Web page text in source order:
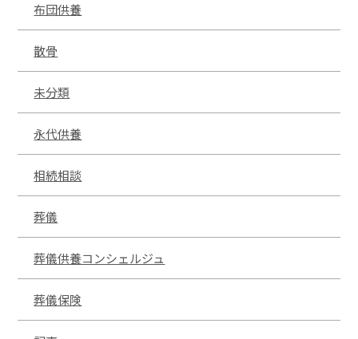
布団供養
散骨
未分類
永代供養
相続相談
葬儀
葬儀供養コンシェルジュ
葬儀保険